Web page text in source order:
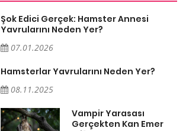
Şok Edici Gerçek: Hamster Annesi
Yavrularını Neden Yer?
07.01.2026
Hamsterlar Yavrularını Neden Yer?
08.11.2025
Vampir Yarasası
Gerçekten Kan Emer